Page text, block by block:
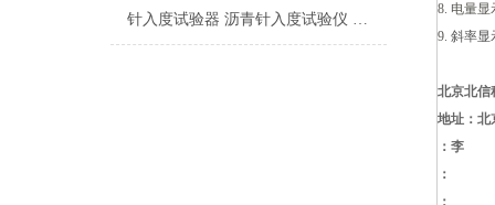
针入度试验器 沥青针入度试验仪 润滑脂（或石油脂）锥入度试验器
8. 电量显
9. 斜率显
北京北信
地址：北
：李
：
：